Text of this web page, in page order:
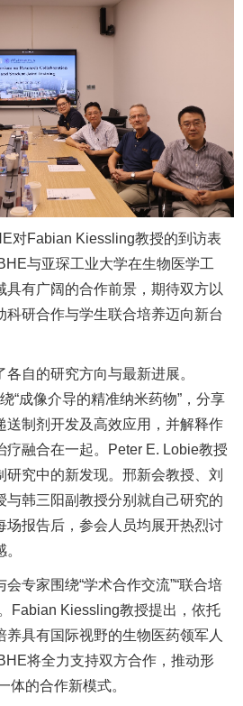
对Fabian Kiessling教授的到访表
与亚琛工业大学在生物医学工
具有广阔的合作前景，期待双方以
科研合作与学生联合培养迈向新台
自的研究方向与最新进展。
“成像介导的精准纳米药物”，分享
送制剂开发及高效应用，并解释作
疗融合在一起。Peter E. Lobie教授
研究中的新发现。邢新会教授、刘
与韩三阳副教授分别就自己研究的
场报告后，参会人员均展开热烈讨
专家围绕“学术合作交流”“联合培
Fabian Kiessling教授提出，依托
养具有国际视野的生物医药领军人
将全力支持双方合作，推动形
体的合作新模式。